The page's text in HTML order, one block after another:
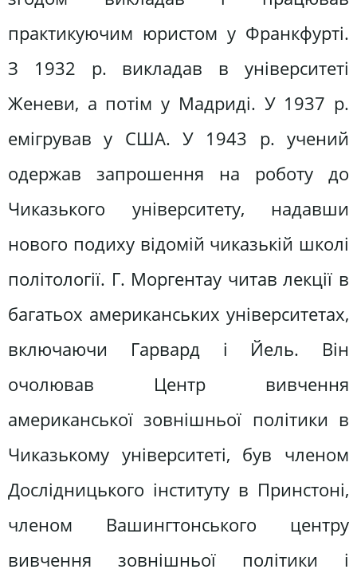
практикуючим юристом у Франкфурті.
З 1932 р. викладав в університеті
Женеви, а потім у Мадриді. У 1937 р.
емігрував у США. У 1943 р. учений
одержав запрошення на роботу до
Чиказького університету, надавши
нового подиху відомій чиказькій школі
політології. Г. Моргентау читав лекції в
багатьох американських університетах,
включаючи Гарвард і Йель. Він
очолював Центр вивчення
американської зовнішньої політики в
Чиказькому університеті, був членом
Дослідницького інституту в Принстоні,
членом Вашингтонського центру
вивчення зовнішньої політики і